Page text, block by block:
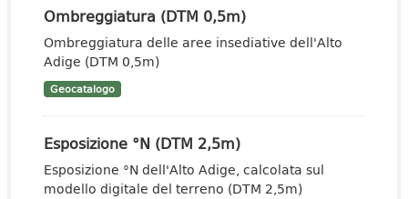
Ombreggiatura (DTM 0,5m)
Ombreggiatura delle aree insediative dell'Alto
Adige (DTM 0,5m)
Geocatalogo
Esposizione °N (DTM 2,5m)
Esposizione °N dell'Alto Adige, calcolata sul
modello digitale del terreno (DTM 2,5m)